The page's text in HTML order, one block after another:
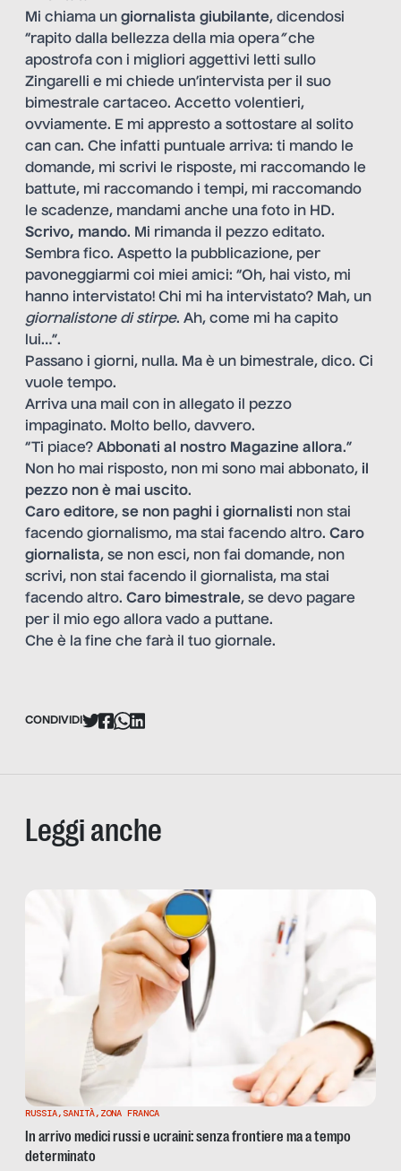
Mi chiama un giornalista giubilante, dicendosi
“rapito dalla bellezza della mia opera”che
apostrofa con i migliori aggettivi letti sullo
Zingarelli e mi chiede un’intervista per il suo
bimestrale cartaceo. Accetto volentieri,
ovviamente. E mi appresto a sottostare al solito
can can. Che infatti puntuale arriva: ti mando le
domande, mi scrivi le risposte, mi raccomando le
battute, mi raccomando i tempi, mi raccomando
le scadenze, mandami anche una foto in HD.
Scrivo, mando. Mi rimanda il pezzo editato.
Sembra fico. Aspetto la pubblicazione, per
pavoneggiarmi coi miei amici: “Oh, hai visto, mi
hanno intervistato! Chi mi ha intervistato? Mah, un
giornalistone di stirpe. Ah, come mi ha capito
lui…”.
Passano i giorni, nulla. Ma è un bimestrale, dico. Ci
vuole tempo.
Arriva una mail con in allegato il pezzo
impaginato. Molto bello, davvero.
“Ti piace? Abbonati al nostro Magazine allora.”
Non ho mai risposto, non mi sono mai abbonato, il
pezzo non è mai uscito.
Caro editore, se non paghi i giornalisti non stai
facendo giornalismo, ma stai facendo altro. Caro
giornalista, se non esci, non fai domande, non
scrivi, non stai facendo il giornalista, ma stai
facendo altro. Caro bimestrale, se devo pagare
per il mio ego allora vado a puttane.
Che è la fine che farà il tuo giornale.
CONDIVIDI
Leggi anche
RUSSIA, SANITÀ, ZONA FRANCA
In arrivo medici russi e ucraini: senza frontiere ma a tempo
determinato